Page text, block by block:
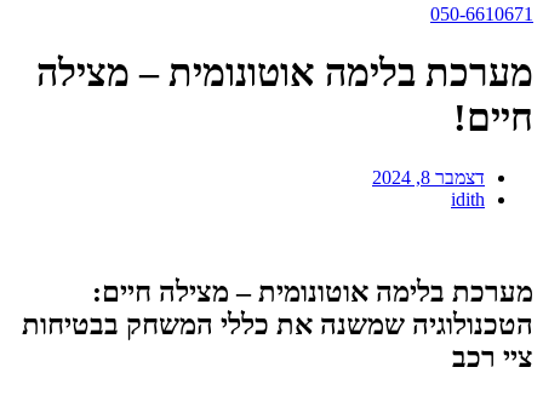
050-6610671
מערכת בלימה אוטונומית – מצילה
חיים!
דצמבר 8, 2024
idith
מערכת בלימה אוטונומית – מצילה חיים:
הטכנולוגיה שמשנה את כללי המשחק בבטיחות
ציי רכב